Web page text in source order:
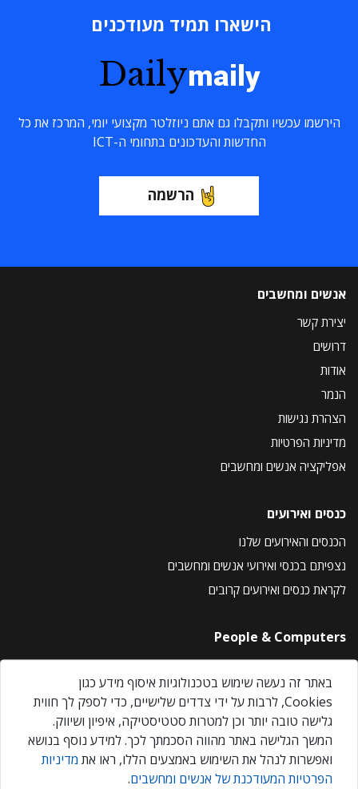
הישארו תמיד מעודכנים
Dailymaily
הירשמו עכשיו ותקבלו גם אתם ניוזלטר מקצועי יומי, המרכז את כל
החדשות והעדכונים בתחומי ה-ICT
הרשמה
אנשים ומחשבים
יצירת קשר
דרושים
אודות
הנמר
הצהרת נגישות
מדיניות הפרטיות
אפליקציה אנשים ומחשבים
כנסים ואירועים
הכנסים והאירועים שלנו
נצפיתם בכנסי ואירועי אנשים ומחשבים
לקראת כנסים ואירועים קרובים
People & Computers
About Us
Privacy Policy
Contact Us
Our Events
באתר זה נעשה שימוש בטכנולוגיות איסוף מידע כגון
Cookies, לרבות על ידי צדדים שלישיים, כדי לספק לך חווית
גלישה טובה יותר וכן למטרות סטטיסטיקה, איפיון ושיווק.
המשך הגלישה באתר מהווה הסכמתך לכך. למידע נוסף בנושא
ואפשרות לנהל את השימוש באמצעים הללו, ראו את מדיניות
הפרטיות המעודכנת של אנשים ומחשבים.